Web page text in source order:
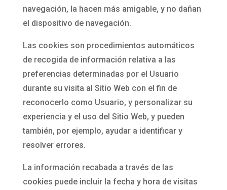
navegación, la hacen más amigable, y no dañan
el dispositivo de navegación.
Las cookies son procedimientos automáticos
de recogida de información relativa a las
preferencias determinadas por el Usuario
durante su visita al Sitio Web con el fin de
reconocerlo como Usuario, y personalizar su
experiencia y el uso del Sitio Web, y pueden
también, por ejemplo, ayudar a identificar y
resolver errores.
La información recabada a través de las
cookies puede incluir la fecha y hora de visitas